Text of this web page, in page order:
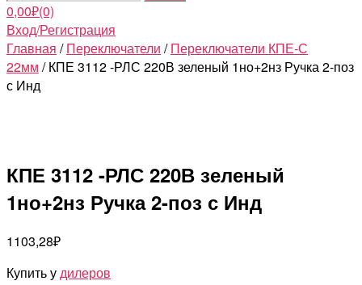
0,00₽(0)
Вход/Регистрация
Главная /Переключатели /Переключатели КПЕ-С
22мм / КПЕ 3112 -РЛС 220В зеленый 1но+2нз Ручка 2-поз
с Инд
КПЕ 3112 -РЛС 220В зеленый
1но+2нз Ручка 2-поз с Инд
1103,28₽
Купить удилеров